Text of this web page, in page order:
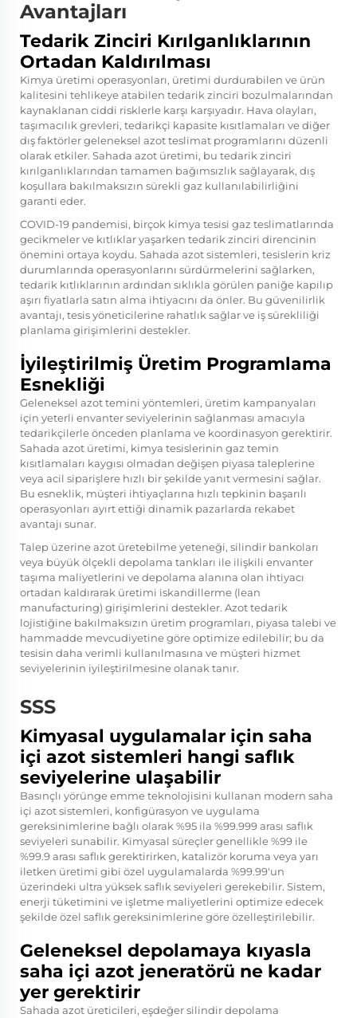
Avantajları
Tedarik Zinciri Kırılganlıklarının
Ortadan Kaldırılması
Kimya üretimi operasyonları, üretimi durdurabilen ve ürün
kalitesini tehlikeye atabilen tedarik zinciri bozulmalarından
kaynaklanan ciddi risklerle karşı karşıyadır. Hava olayları,
taşımacılık grevleri, tedarikçi kapasite kısıtlamaları ve diğer
dış faktörler geleneksel azot teslimat programlarını düzenli
olarak etkiler. Sahada azot üretimi, bu tedarik zinciri
kırılganlıklarından tamamen bağımsızlık sağlayarak, dış
koşullara bakılmaksızın sürekli gaz kullanılabilirliğini
garanti eder.
COVID-19 pandemisi, birçok kimya tesisi gaz teslimatlarında
gecikmeler ve kıtlıklar yaşarken tedarik zinciri direncinin
önemini ortaya koydu. Sahada azot sistemleri, tesislerin kriz
durumlarında operasyonlarını sürdürmelerini sağlarken,
tedarik kıtlıklarının ardından sıklıkla görülen paniğe kapılıp
aşırı fiyatlarla satın alma ihtiyacını da önler. Bu güvenilirlik
avantajı, tesis yöneticilerine rahatlık sağlar ve iş sürekliliği
planlama girişimlerini destekler.
İyileştirilmiş Üretim Programlama
Esnekliği
Geleneksel azot temini yöntemleri, üretim kampanyaları
için yeterli envanter seviyelerinin sağlanması amacıyla
tedarikçilerle önceden planlama ve koordinasyon gerektirir.
Sahada azot üretimi, kimya tesislerinin gaz temin
kısıtlamaları kaygısı olmadan değişen piyasa taleplerine
veya acil siparişlere hızlı bir şekilde yanıt vermesini sağlar.
Bu esneklik, müşteri ihtiyaçlarına hızlı tepkinin başarılı
operasyonları ayırt ettiği dinamik pazarlarda rekabet
avantajı sunar.
Talep üzerine azot üretebilme yeteneği, silindir bankoları
veya büyük ölçekli depolama tankları ile ilişkili envanter
taşıma maliyetlerini ve depolama alanına olan ihtiyacı
ortadan kaldırarak üretimi iskandillerme (lean
manufacturing) girişimlerini destekler. Azot tedarik
lojistiğine bakılmaksızın üretim programları, piyasa talebi ve
hammadde mevcudiyetine göre optimize edilebilir; bu da
tesisin daha verimli kullanılmasına ve müşteri hizmet
seviyelerinin iyileştirilmesine olanak tanır.
SSS
Kimyasal uygulamalar için saha
içi azot sistemleri hangi saflık
seviyelerine ulaşabilir
Basınçlı yörünge emme teknolojisini kullanan modern saha
içi azot sistemleri, konfigürasyon ve uygulama
gereksinimlerine bağlı olarak %95 ila %99.999 arası saflık
seviyeleri sunabilir. Kimyasal süreçler genellikle %99 ile
%99.9 arası saflık gerektirirken, katalizör koruma veya yarı
iletken üretimi gibi özel uygulamalarda %99.99'un
üzerindeki ultra yüksek saflık seviyeleri gerekebilir. Sistem,
enerji tüketimini ve işletme maliyetlerini optimize edecek
şekilde özel saflık gereksinimlerine göre özelleştirilebilir.
Geleneksel depolamaya kıyasla
saha içi azot jeneratörü ne kadar
yer gerektirir
Sahada azot üreticileri, eşdeğer silindir depolama